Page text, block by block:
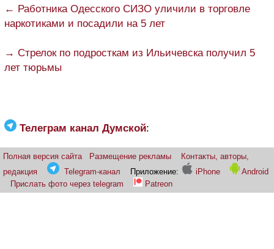
← Работника Одесского СИЗО уличили в торговле
наркотиками и посадили на 5 лет
→ Стрелок по подросткам из Ильичевска получил 5
лет тюрьмы
Телеграм канал Думской:
Полная версия сайта Размещение рекламы
Контакты, авторы,
редакция
Telegram-канал Приложение: iPhone
Android
Прислать фото через telegram
Patreon